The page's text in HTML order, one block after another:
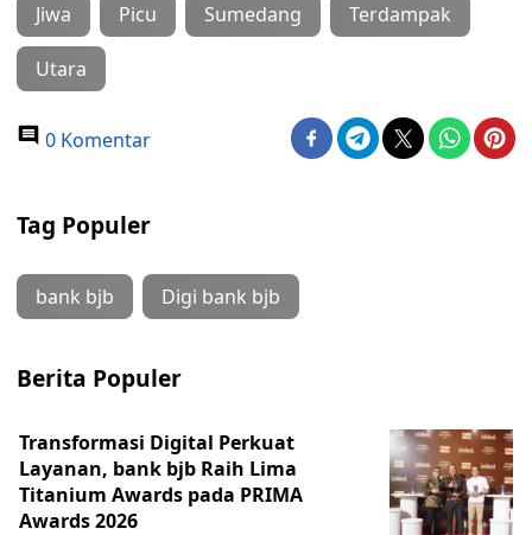
Jiwa Picu Sumedang Terdampak
Utara
0 Komentar
Tag Populer
bank bjb Digi bank bjb
Berita Populer
Transformasi Digital Perkuat
Layanan, bank bjb Raih Lima
Titanium Awards pada PRIMA
Awards 2026